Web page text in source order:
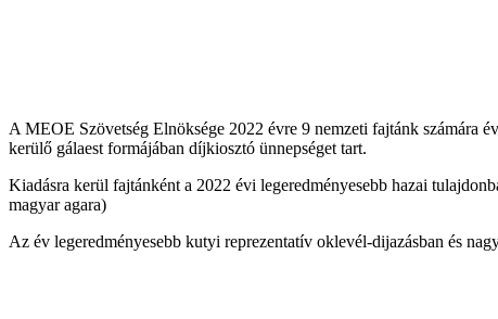
A MEOE Szövetség Elnöksége 2022 évre 9 nemzeti fajtánk számára
kerülő gálaest formájában díjkiosztó ünnepséget tart.
Kiadásra kerül fajtánként a 2022 évi legeredményesebb hazai
magyar agara)
Az év legeredményesebb kutyi reprezentatív oklevél-dijazásban és